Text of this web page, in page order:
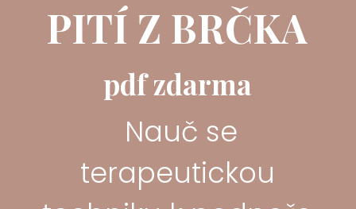
PITÍ Z BRČKA
pdf zdarma
Nauč se
terapeutickou